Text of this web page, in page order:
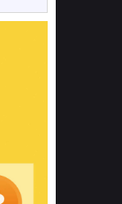
khác
đỡ
kích
hiểu
tác